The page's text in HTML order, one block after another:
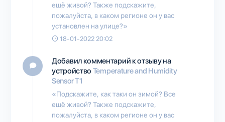
ещё живой? Также подскажите,
пожалуйста, в каком регионе он у вас
установлен на улице?»
18-01-2022 20:02
Добавил комментарий к отзыву на
устройство Temperature and Humidity
Sensor T1
«Подскажите, как таки он зимой? Все
ещё живой? Также подскажите,
пожалуйста, в каком регионе он у вас